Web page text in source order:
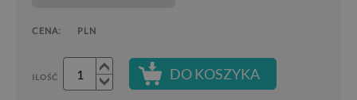
CENA: PLN
ILOŚĆ DO KOSZYKA